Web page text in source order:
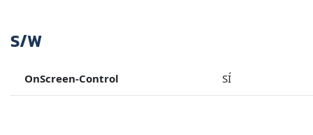
S/W
OnScreen-Control SÍ